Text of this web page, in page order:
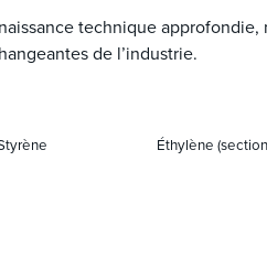
technique
de l’industrie.
Éthylène